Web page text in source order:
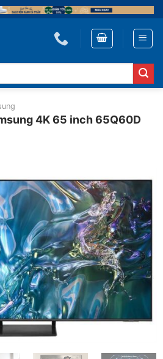
4K 65 inch 65Q60D